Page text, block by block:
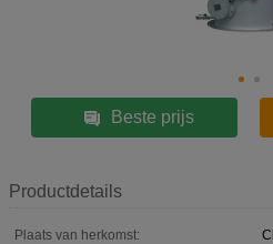
Beste prijs
Productdetails
Plaats van herkomst: